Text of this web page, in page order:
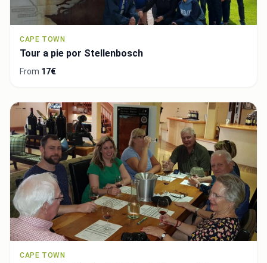
CAPE TOWN
Tour a pie por Stellenbosch
From 17€
CAPE TOWN